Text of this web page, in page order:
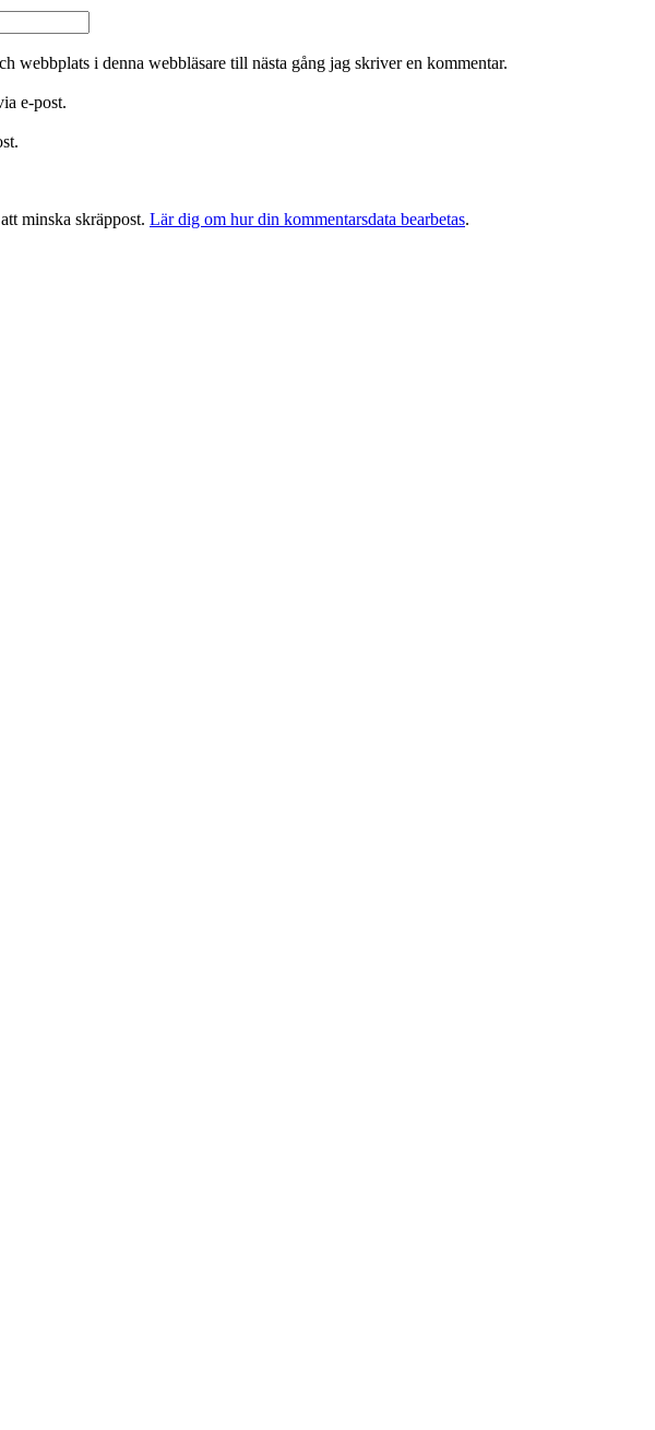
webbplats i denna webbläsare till nästa gång jag skriver en kommentar.
e-post.
minska skräppost. Lär dig om hur din kommentarsdata bearbetas.